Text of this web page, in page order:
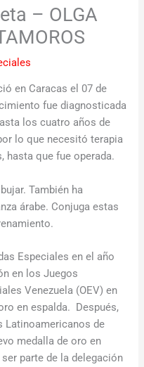
– OLGA
en Caracas el 07 de
fue diagnosticada
los cuatro años de
lo que necesitó terapia
hasta que fue operada.
También ha
árabe. Conjuga estas
Especiales en el año
en los Juegos
Venezuela (OEV) en
en espalda. Después,
Latinoamericanos de
medalla de oro en
parte de la delegación